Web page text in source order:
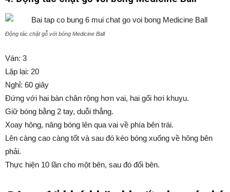
Động tác chặt gỗ với bóng Medicine Ball
Ván: 3
Lặp lại: 20
Nghỉ: 60 giây
Đứng với hai bàn chân rộng hơn vai, hai gối hơi khuỵu.
Giữ bóng bằng 2 tay, duỗi thẳng.
Xoay hông, nâng bóng lên qua vai về phía bên trái.
Lên càng cao càng tốt và sau đó kéo bóng xuống về hông bên
phải.
Thực hiện 10 lần cho một bên, sau đó đổi bên.